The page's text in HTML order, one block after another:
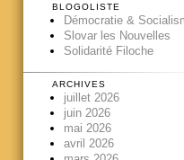
BLOGOLISTE
Démocratie &
Slovar les Nouvelles
Solidarité Filoche
ARCHIVES
juillet 2026
juin 2026
mai 2026
avril 2026